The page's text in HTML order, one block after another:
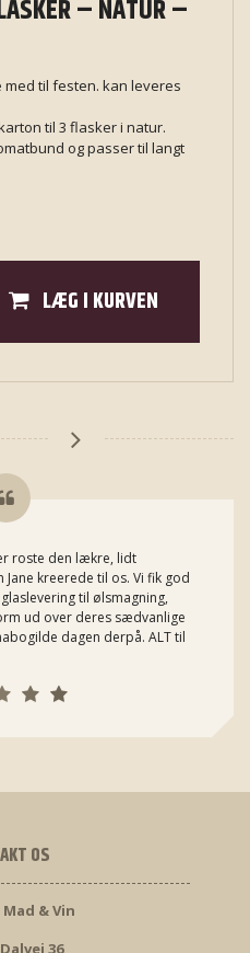
– NATUR –
til festen. kan leveres
til 3 flasker i natur.
og passer til langt
LÆG I KURVEN
roste den lækre, lidt
kreerede til os. Vi fik god
til ølsmagning,
ud over deres sædvanlige
dagen derpå. ALT til
OS
& Vin
36